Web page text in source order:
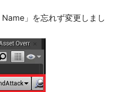
」を忘れず変更しまし